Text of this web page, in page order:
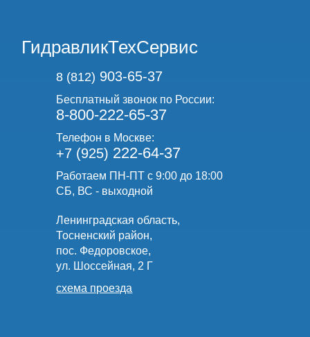
ГидравликТехСервис
8 (812) 903-65-37
Бесплатный звонок по России:
8-800-222-65-37
Телефон в Москве:
+7 (925) 222-64-37
Работаем ПН-ПТ с 9:00 до 18:00
СБ, ВС - выходной
Ленинградская область,
Тосненский район,
пос. Федоровское,
ул. Шоссейная, 2 Г
схема проезда